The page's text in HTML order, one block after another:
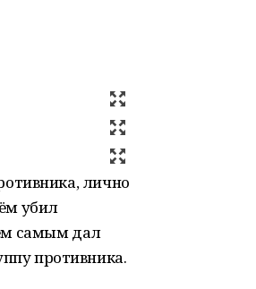
лично
убил
самым дал
противника.